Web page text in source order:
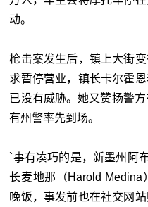
动。
枪击案发生后，镇上大街
求暂停营业，镇长卡尔霍
已没有威胁。她又赞扬警
有州警率先到场。
`事有凑巧的是，新墨州阿
长麦地那（Harold
晚饭，事发前也在社交网